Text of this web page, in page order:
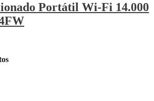
Portátil Wi-Fi 14.000